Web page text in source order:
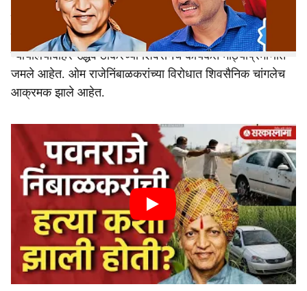
प्रसार माध्यमाशी बोलताना ओमराजे निंबाळकर यांनी भावनविवश होत
कॅमेऱ्यासमोर मोठे विधान केले आहे. त्याचवेळी मुंबई सत्र
न्यायालयाबाहेर उद्धव ठाकरेंच्या शिवसेनेचे कार्यकर्ते मोठ्याप्रमाणांत
जमले आहेत. ओम राजेनिंबाळकरांच्या विरोधात शिवसैनिक चांगलेच
आक्रमक झाले आहेत.